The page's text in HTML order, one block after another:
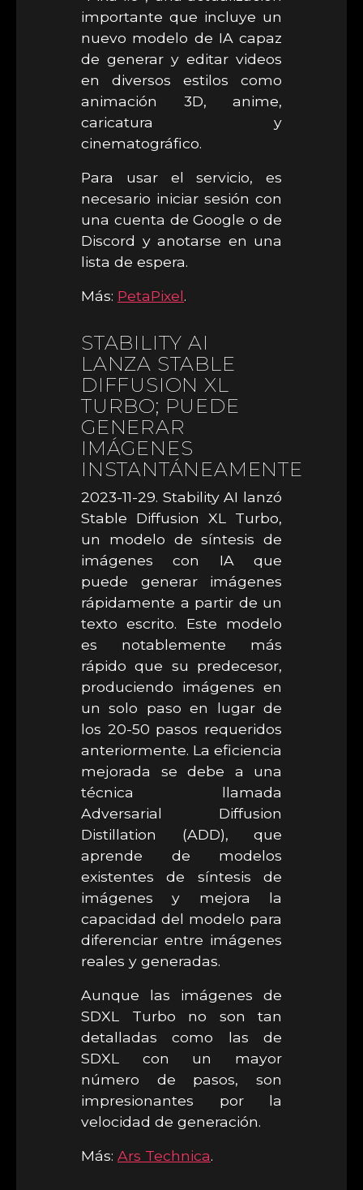
importante que incluye un
nuevo modelo de IA capaz
de generar y editar videos
en diversos estilos como
animación 3D, anime,
caricatura y
cinematográfico.
Para usar el servicio, es
necesario iniciar sesión con
una cuenta de Google o de
Discord y anotarse en una
lista de espera.
Más: PetaPixel.
STABILITY AI
LANZA STABLE
DIFFUSION XL
TURBO; PUEDE
GENERAR
IMÁGENES
INSTANTÁNEAMENTE
2023-11-29. Stability AI lanzó
Stable Diffusion XL Turbo,
un modelo de síntesis de
imágenes con IA que
puede generar imágenes
rápidamente a partir de un
texto escrito. Este modelo
es notablemente más
rápido que su predecesor,
produciendo imágenes en
un solo paso en lugar de
los 20-50 pasos requeridos
anteriormente. La eficiencia
mejorada se debe a una
técnica llamada
Adversarial Diffusion
Distillation (ADD), que
aprende de modelos
existentes de síntesis de
imágenes y mejora la
capacidad del modelo para
diferenciar entre imágenes
reales y generadas.
Aunque las imágenes de
SDXL Turbo no son tan
detalladas como las de
SDXL con un mayor
número de pasos, son
impresionantes por la
velocidad de generación.
Más: Ars Technica.